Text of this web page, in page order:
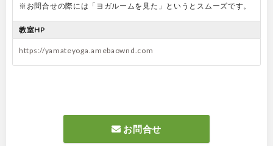
※お問合せの際には「ヨガルームを見た」というとスムーズです。
教室HP
https://yamateyoga.amebaownd.com
お問合せ